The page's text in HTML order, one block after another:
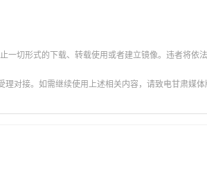
切形式的下载、转载使用或者建立镜像。违者将依法
对接。如需继续使用上述相关内容，请致电甘肃媒